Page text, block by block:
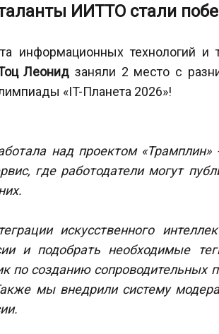
ИИТТО стали
информационных технологий
Леонид заняли 2 место с
«IT-Планета 2026»!
над проектом
где работодатели могут
искусственного
и подобрать необходимые
по созданию сопроводительных
мы внедрили систему